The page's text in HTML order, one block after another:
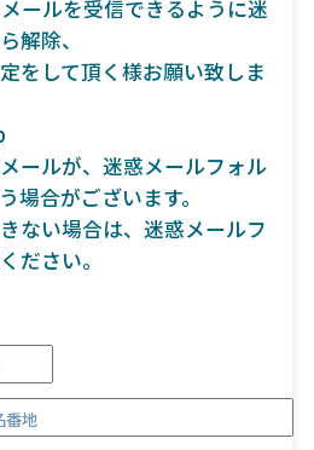
ールを受信できるように迷
解除、
をして頂く様お願い致しま
ールが、迷惑メールフォル
場合がございます。
ない場合は、迷惑メールフ
ださい。